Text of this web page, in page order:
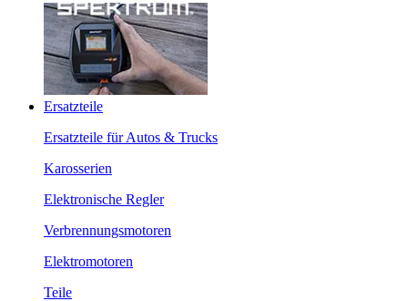
Ersatzteile
Ersatzteile für Autos & Trucks
Karosserien
Elektronische Regler
Verbrennungsmotoren
Elektromotoren
Teile